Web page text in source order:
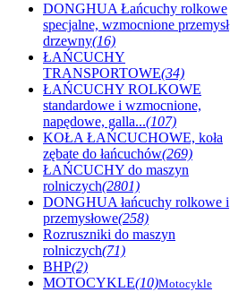
DONGHUA Łańcuchy rolkowe
specjalne, wzmocnione przemysł
drzewny(16)
ŁAŃCUCHY
TRANSPORTOWE(34)
ŁAŃCUCHY ROLKOWE
standardowe i wzmocnione,
napędowe, galla...(107)
KOŁA ŁAŃCUCHOWE, koła
zębate do łańcuchów(269)
ŁAŃCUCHY do maszyn
rolniczych(2801)
DONGHUA łańcuchy rolkowe i
przemysłowe(258)
Rozruszniki do maszyn
rolniczych(71)
BHP(2)
MOTOCYKLE(10)Motocykle